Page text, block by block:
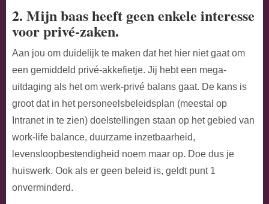
2. Mijn baas heeft geen enkele interesse
voor privé-zaken.
Aan jou om duidelijk te maken dat het hier niet gaat om
een gemiddeld privé-akkefietje. Jij hebt een mega-
uitdaging als het om werk-privé balans gaat. De kans is
groot dat in het personeelsbeleidsplan (meestal op
Intranet in te zien) doelstellingen staan op het gebied van
work-life balance, duurzame inzetbaarheid,
levensloopbestendigheid noem maar op. Doe dus je
huiswerk. Ook als er geen beleid is, geldt punt 1
onverminderd.